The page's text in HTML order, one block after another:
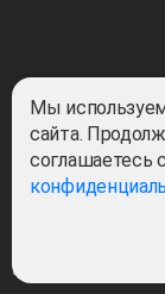
Все права защищены
HOLDING».
Мы
сайта.
соглашаетесь